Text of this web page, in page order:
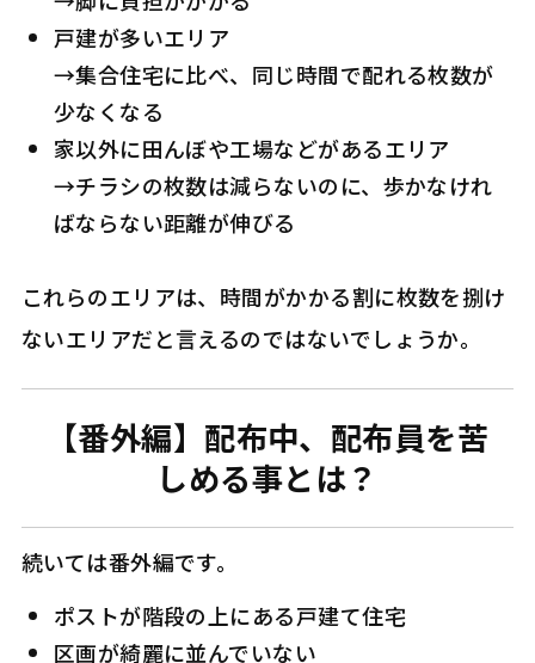
戸建が多いエリア
→集合住宅に比べ、同じ時間で配れる枚数が
少なくなる
家以外に田んぼや工場などがあるエリア
→チラシの枚数は減らないのに、歩かなけれ
ばならない距離が伸びる
これらのエリアは、時間がかかる割に枚数を捌け
ないエリアだと言えるのではないでしょうか。
【番外編】配布中、配布員を苦
しめる事とは？
続いては番外編です。
ポストが階段の上にある戸建て住宅
区画が綺麗に並んでいない